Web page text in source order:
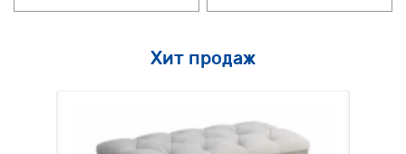
Хит продаж